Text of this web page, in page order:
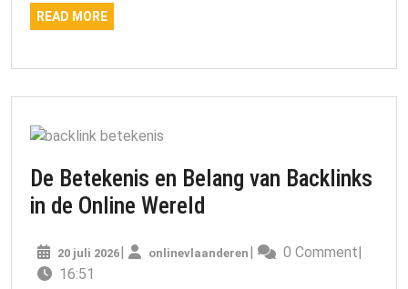
READ MOREREAD
MORE
De Betekenis en Belang van Backlinks
in de Online Wereld
en
20 juli 202620
| onlinevlaanderen onlinevlaanderen
| 0 Comment|
16:51